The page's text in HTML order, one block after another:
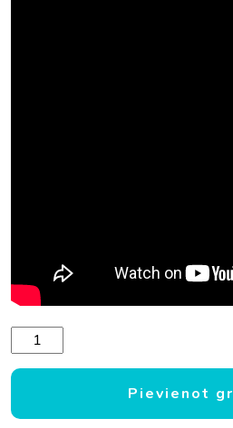
Hidrauliskais laivas pacēlājs
Pievienot